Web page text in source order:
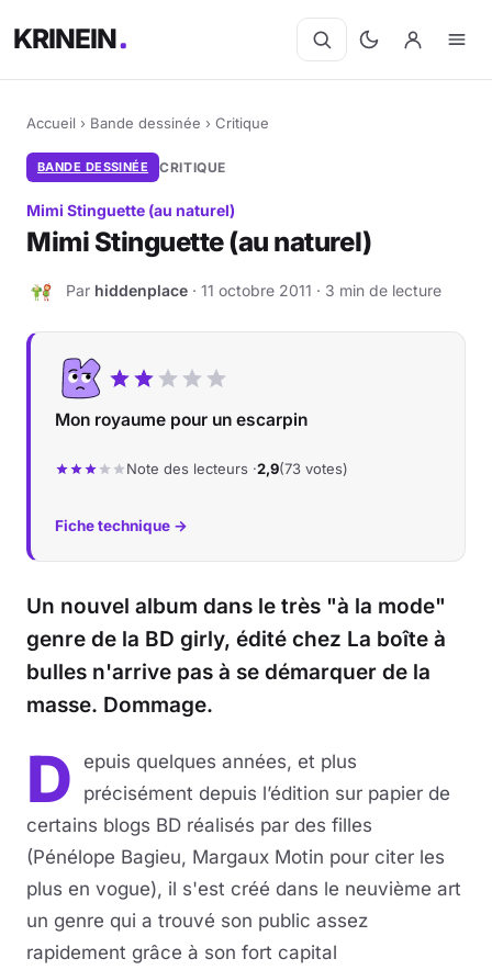
KRINEIN
Accueil › Bande dessinée › Critique
BANDE DESSINÉE CRITIQUE
Mimi Stinguette (au naturel)
Mimi Stinguette (au naturel)
H Par hiddenplace · 11 octobre 2011 · 3 min de lecture
Mon royaume pour un escarpin
Note des lecteurs ·2,9(73 votes)
Fiche technique →
Un nouvel album dans le très "à la mode"
genre de la BD girly, édité chez La boîte à
bulles n'arrive pas à se démarquer de la
masse. Dommage.
D
epuis quelques années, et plus
précisément depuis l’édition sur papier de
certains blogs BD réalisés par des filles
(Pénélope Bagieu, Margaux Motin pour citer les
plus en vogue), il s'est créé dans le neuvième art
un genre qui a trouvé son public assez
rapidement grâce à son fort capital